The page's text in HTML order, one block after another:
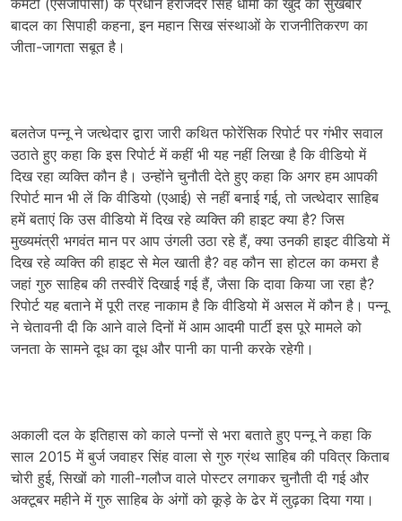
कमेटी (एसजीपीसी) के प्रधान हरजिंदर सिंह धामी का खुद को सुखबीर
बादल का सिपाही कहना, इन महान सिख संस्थाओं के राजनीतिकरण का
जीता-जागता सबूत है।
बलतेज पन्नू ने जत्थेदार द्वारा जारी कथित फोरेंसिक रिपोर्ट पर गंभीर सवाल
उठाते हुए कहा कि इस रिपोर्ट में कहीं भी यह नहीं लिखा है कि वीडियो में
दिख रहा व्यक्ति कौन है। उन्होंने चुनौती देते हुए कहा कि अगर हम आपकी
रिपोर्ट मान भी लें कि वीडियो (एआई) से नहीं बनाई गई, तो जत्थेदार साहिब
हमें बताएं कि उस वीडियो में दिख रहे व्यक्ति की हाइट क्या है? जिस
मुख्यमंत्री भगवंत मान पर आप उंगली उठा रहे हैं, क्या उनकी हाइट वीडियो में
दिख रहे व्यक्ति की हाइट से मेल खाती है? वह कौन सा होटल का कमरा है
जहां गुरु साहिब की तस्वीरें दिखाई गई हैं, जैसा कि दावा किया जा रहा है?
रिपोर्ट यह बताने में पूरी तरह नाकाम है कि वीडियो में असल में कौन है। पन्नू
ने चेतावनी दी कि आने वाले दिनों में आम आदमी पार्टी इस पूरे मामले को
जनता के सामने दूध का दूध और पानी का पानी करके रहेगी।
अकाली दल के इतिहास को काले पन्नों से भरा बताते हुए पन्नू ने कहा कि
साल 2015 में बुर्ज जवाहर सिंह वाला से गुरु ग्रंथ साहिब की पवित्र किताब
चोरी हुई, सिखों को गाली-गलौज वाले पोस्टर लगाकर चुनौती दी गई और
अक्टूबर महीने में गुरु साहिब के अंगों को कूड़े के ढेर में लुढ़का दिया गया।